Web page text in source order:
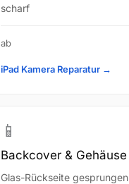
scharf
ab
iPad Kamera Reparatur →
📱
Backcover & Gehäuse
Glas-Rückseite gesprungen